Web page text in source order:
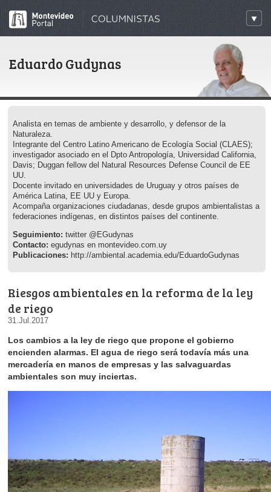
Eduardo Gudynas
Analista en temas de ambiente y desarrollo, y defensor de la
Naturaleza.
Integrante del Centro Latino Americano de Ecología Social (CLAES);
investigador asociado en el Dpto Antropología, Universidad California,
Davis; Duggan fellow del Natural Resources Defense Council de EE
UU.
Docente invitado en universidades de Uruguay y otros países de
América Latina, EE UU y Europa.
Acompaña organizaciones ciudadanas, desde grupos ambientalistas a
federaciones indígenas, en distintos países del continente.
Seguimiento: twitter @EGudynas
Contacto: egudynas en montevideo.com.uy
Publicaciones: http://ambiental.academia.edu/EduardoGudynas
Riesgos ambientales en la reforma de la ley
de riego
31.Jul.2017
Los cambios a la ley de riego que propone el gobierno
encienden alarmas. El agua de riego será todavía más una
mercadería en manos de empresas y las salvaguardas
ambientales son muy inciertas.